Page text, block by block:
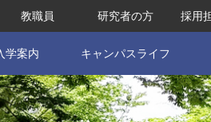
教職員 研究者の方 採用
学案内 キャンパスライフ